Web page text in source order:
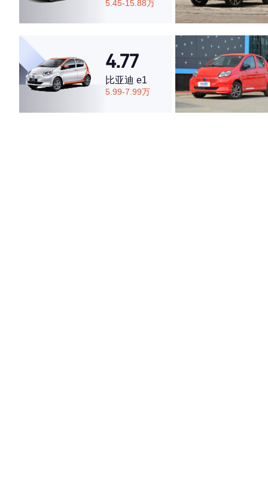
魅惑粉
4.74
5.45-15.88万
4.77
比亚迪 e1
5.99-7.99万